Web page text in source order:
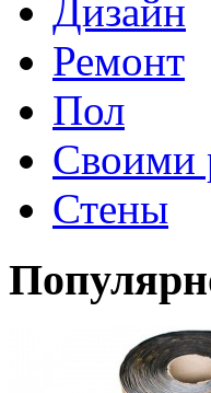
Дизайн
Ремонт
Пол
Своими
Стены